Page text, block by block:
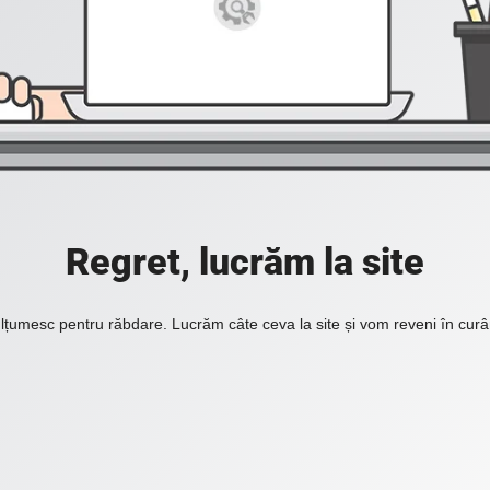
Regret, lucrăm la site
pentru răbdare. Lucrăm câte ceva la site și vom reveni în